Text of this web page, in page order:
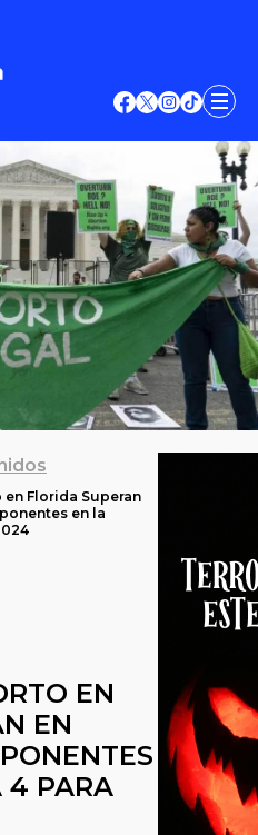
Florida Superan
en la
EN
EN
4 PARA